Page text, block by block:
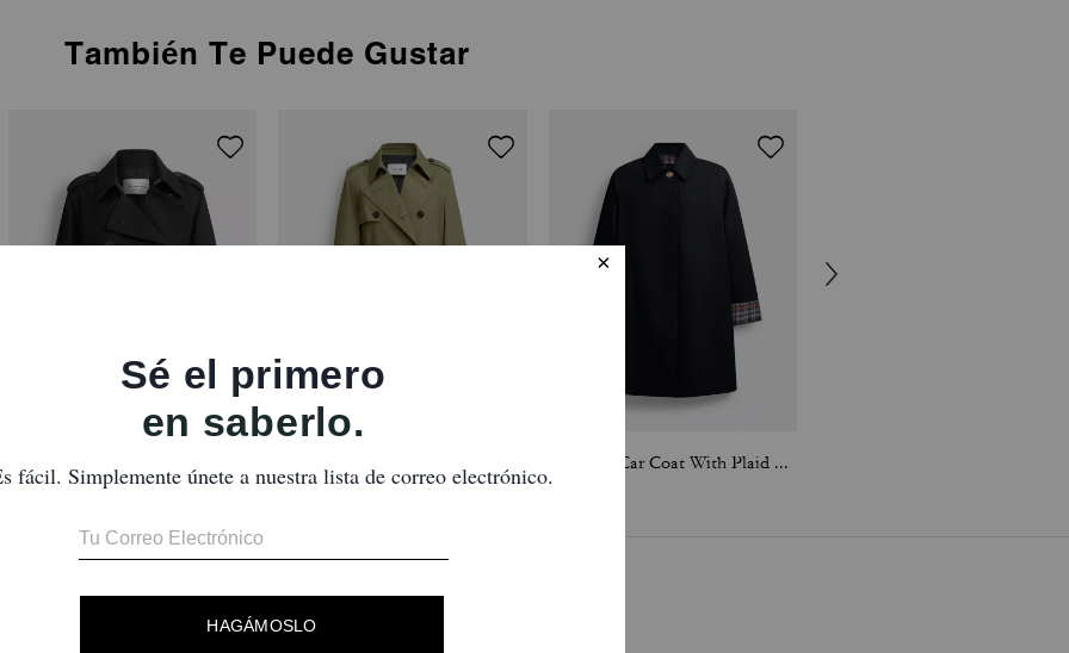
También Te Puede Gustar
Heritage Car Coat With Plaid Lining
Reseñas